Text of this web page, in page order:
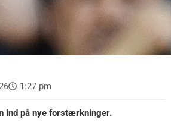
1:27 pm
ind på nye forstærkninger.